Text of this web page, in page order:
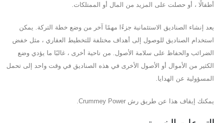
أطفالًا ، أو حصلت على المزيد من المال أو الممتلكات.
يعد إنشاء الصناديق الاستئمانية جزءًا مهمًا آخر من وضع خطة التركة. يمكن
استخدام الصناديق للوصول إلى أهداف مختلفة للتخطيط العقاري ، مثل خفض
الضرائب والحفاظ على سلامة الأصول. من ناحية أخرى ، غالبًا ما يؤدي وضع
الكثير من الأموال أو الأصول الأخرى في هذه الصناديق في وقت واحد إلى تحمل
المسؤولية عن الهدايا.
يمكنك إيقاف هذا عن طريق رش Crummey Power.